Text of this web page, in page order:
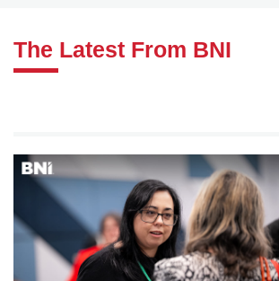
The Latest From BNI